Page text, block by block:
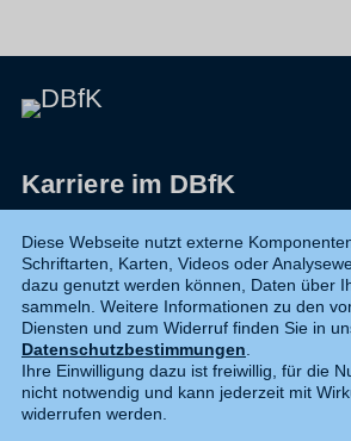
Karriere im DBfK
Datenschutz
Shop
Widerruf
Kontakt
Diese Webseite nutzt externe
Schriftarten, Karten, Videos oder
dazu genutzt werden können, Daten über
sammeln. Weitere Informationen zu den
Diensten und zum Widerruf finden Sie in
Datenschutzbestimmungen.
Ihre Einwilligung dazu ist freiwillig, für die
nicht notwendig und kann jederzeit mit
widerrufen werden.